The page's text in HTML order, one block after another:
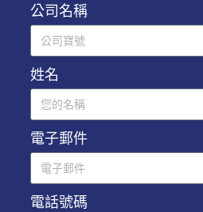
公司名稱
姓名
電子郵件
電話號碼